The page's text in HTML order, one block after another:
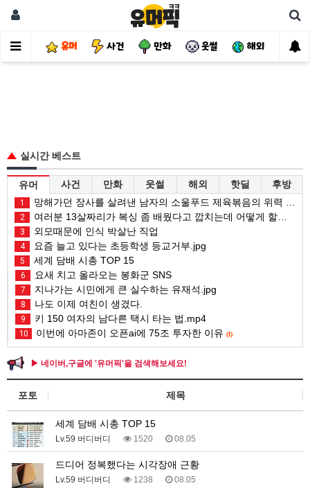
유머 사건 만화 웃썰 해외 핫
실시간 베스트
유머 사건 만화 웃썰 해외 핫딜 후방
1 망해가던 장사를 살려낸 남자의 소울푸드 제육볶음의 위력 ㅋㅋ
2 여러분 13살짜리가 복싱 좀 배웠다고 깝치는데 어떻게 할까요?
3 외모때문에 인식 박살난 직업
4 요즘 늘고 있다는 초등학생 등교거부.jpg
5 세계 담배 시총 TOP 15
6 요새 치고 올라오는 봉화군 SNS
7 지나가는 시민에게 큰 실수하는 유재석.jpg
8 나도 이제 여친이 생겼다.
9 키 150 여자의 남다른 택시 타는 법.mp4
10 이번에 아마존이 오픈ai에 75조 투자한 이유 (1)
▶ 네이버,구글에 '유머픽'을 검색해보세요!
포토 제목
세계 담배 시총 TOP 15
Lv.59 버디버디 1520 08.05
드디어 정복했다는 시각장애 근황
Lv.59 버디버디 1238 08.05